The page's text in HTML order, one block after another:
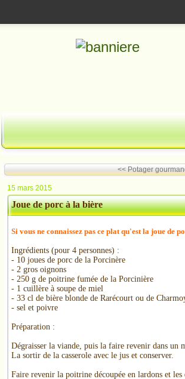
<< Potager
15 mars 2015
Joue de porc à la bière
Si vous ne connaissez pas ce plat qu'est la joue de
Ingrédients (pour 4 personnes) :
- 10 joues de porc de la Porcinère
- 2 gros oignons
- 250 g de poitrine fumée de la Porcinière
- 1 cuillère à soupe de miel
- 33 cl de bière blonde de Rarécourt ou de
- sel et poivre
Préparation :
Dégraisser la viande, puis la faire revenir dans un
La sortir de la casserole avec le jus et conserver.
Faire revenir la poitrine découpée en lardons et